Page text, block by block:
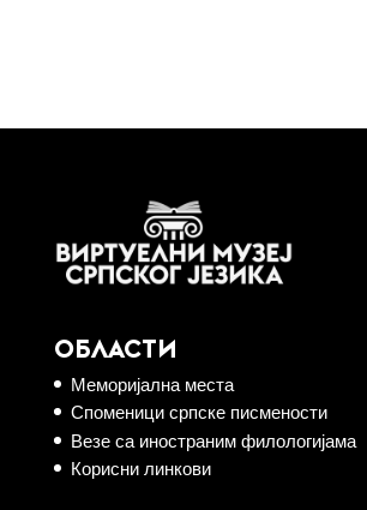
ОБЛАСТИ
Меморијална места
Споменици српске писмености
Везе са иностраним филологијама
Корисни линкови